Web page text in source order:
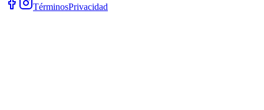
TérminosPrivacidad